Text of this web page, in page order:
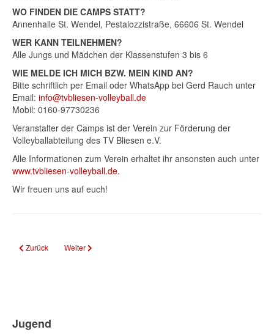
WO FINDEN DIE CAMPS STATT?
Annenhalle St. Wendel, Pestalozzistraße, 66606 St. Wendel
WER KANN TEILNEHMEN?
Alle Jungs und Mädchen der Klassenstufen 3 bis 6
WIE MELDE ICH MICH BZW. MEIN KIND AN?
Bitte schriftlich per Email oder WhatsApp bei Gerd Rauch unter
Email: info@tvbliesen-volleyball.de
Mobil: 0160-97730236
Veranstalter der Camps ist der Verein zur Förderung der
Volleyballabteilung des TV Bliesen e.V.
Alle Informationen zum Verein erhaltet ihr ansonsten auch unter
www.tvbliesen-volleyball.de.
Wir freuen uns auf euch!
Vorheriger Beitrag: U14 Saarlandmeister
Zurück Nächster Beitrag: Bliesen wird in Lahnstein drittstärkste Kraft
Weiter
Jugend